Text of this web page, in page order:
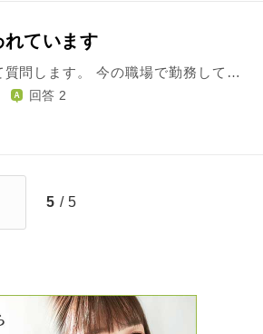
ています
こんにちは、初めて質問します。 今の職場で勤務して4年になりますが、3年ほど前から職場の先輩に嫌われていると思うのです。 理由は全くわからないので、知らないうちに何か失礼な事をしてしまったのかもしれません。 すぐ上の先輩ですので、仕事の指示や確認などはその方がしてくれます。 仕事に差し障る嫌がらせなどは一切ありませんが、他の人とは雑談をしているのに私には何もなかったり、凄く淡々とした対応をされています。 そういうことがあって割と心は辛いのですが、仕事がとてもできる方で、そこはとても尊敬しておりその方から学ぶべき所も多々ありますし、仕事上必要な時はきちんと指導して下さいます。 もう3年ほどこのような状態ですので、仲良くなるのは諦めています。 何度か仲良くなろうと話しかけたりしましたが、うまくいきませんでした。仕事もあと1年で退職する予定です(先輩とは関係ない、別の理由です)。 ですので、私としては「世の中合わない人だって沢山いるのだから仕方ない、退職まで今のままで過ごそう」と思っておりますが、仏教的な考え方ですと、こういうような場合、どのような心で生きるのが良しとされているのでしょうか。 また、私のこの考え方は間違っているのでしょうか？ どうぞよろしくお願いします。
回答 2
5 / 5